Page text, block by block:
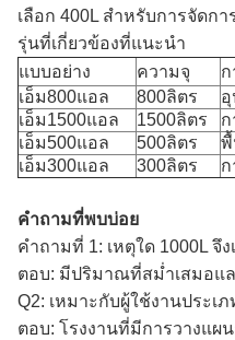
เลือก 400L สำหรับการจัดก
รุ่นที่เกี่ยวข้องที่แนะนำ
แบบอย่าง
ความจุ
ก
เอ็ม800แอล
800ลิตร
เอ็ม1500แอล
1500ลิตร
เอ็ม500แอล
500ลิตร
พื้
เอ็ม300แอล
300ลิตร
คำถามที่พบบ่อย
คำถามที่ 1: เหตุใด 1000L จึ
ตอบ: มีปริมาณที่สม่ำเสมอแ
Q2: เหมาะกับผู้ใช้งานประเภ
ตอบ: โรงงานที่มีการวางแผ